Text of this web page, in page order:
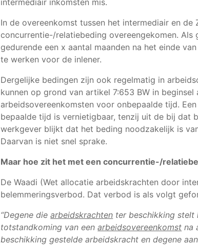
In de overeenkomst tussen het intermediair en de
concurrentie-/relatiebeding overeengekomen.
gedurende een x aantal maanden na het einde
te werken voor de inlener.
Dergelijke bedingen zijn ook regelmatig in
kunnen op grond van artikel 7:653 BW in
arbeidsovereenkomsten voor onbepaalde tijd.
bepaalde tijd is vernietigbaar, tenzij uit de bij dat
werkgever blijkt dat het beding noodzakelijk is
Daarvan is niet snel sprake.
Maar hoe zit het met eenconcurrentie-/
De Waadi (Wet allocatie arbeidskrachten door
belemmeringsverbod. Dat verbod is als volgt
“Degene diearbeidskrachten ter beschikking stelt
totstandkoming van eenarbeidsovereenkomst na
beschikking gestelde arbeidskracht en degene